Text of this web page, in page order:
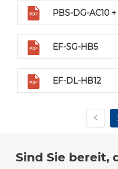
PBS-DG-AC10
EF-SG-HB5
EF-DL-HB12
Sind Sie bereit,